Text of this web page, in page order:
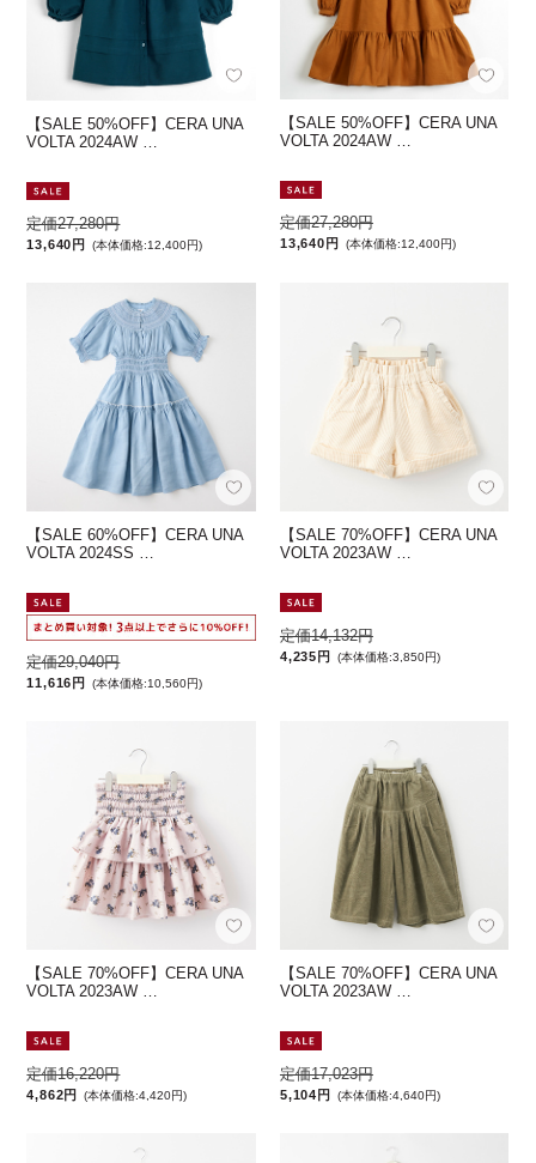
【SALE 50%OFF】CERA UNA
VOLTA 2024AW …
定価27,280円
13,640円 (本体価格:12,400円)
【SALE 50%OFF】CERA UNA
VOLTA 2024AW …
定価27,280円
13,640円 (本体価格:12,400円)
【SALE 60%OFF】CERA UNA
VOLTA 2024SS …
定価29,040円
11,616円 (本体価格:10,560円)
【SALE 70%OFF】CERA UNA
VOLTA 2023AW …
定価14,132円
4,235円 (本体価格:3,850円)
【SALE 70%OFF】CERA UNA
VOLTA 2023AW …
定価16,220円
4,862円 (本体価格:4,420円)
【SALE 70%OFF】CERA UNA
VOLTA 2023AW …
定価17,023円
5,104円 (本体価格:4,640円)